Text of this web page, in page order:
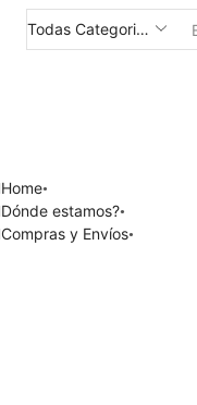
Home
Dónde estamos?
Compras y Envíos